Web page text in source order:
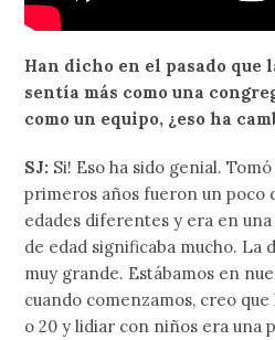
Han dicho en el pasado
sentía más como una
como un equipo, ¿eso ha
SJ: Si! Eso ha sido genial.
primeros años fueron un poco
edades diferentes y era en
de edad significaba mucho. La
muy grande. Estábamos en
cuando comenzamos, creo
o 20 y lidiar con niños era una